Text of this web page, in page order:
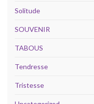
Solitude
SOUVENIR
TABOUS
Tendresse
Tristesse